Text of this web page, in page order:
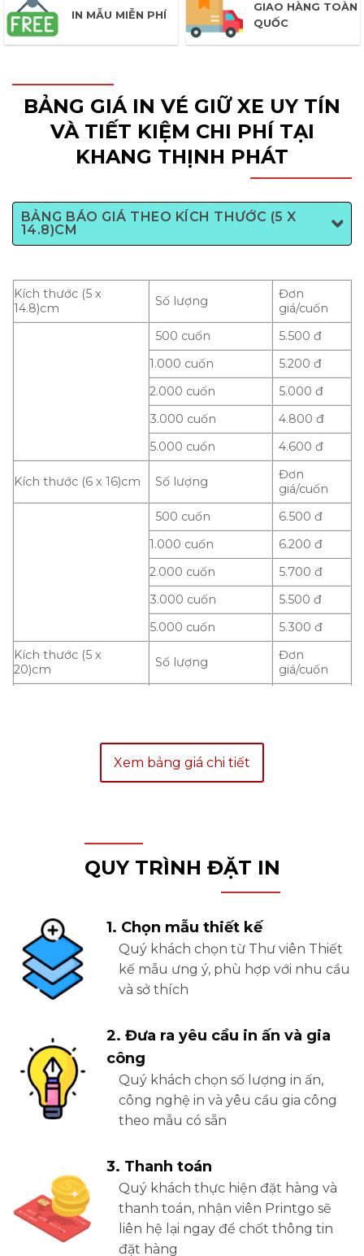
IN MẪU MIỄN PHÍ
GIAO HÀNG TOÀN
QUỐC
BẢNG GIÁ IN VÉ GIỮ XE UY TÍN
VÀ TIẾT KIỆM CHI PHÍ TẠI
KHANG THỊNH PHÁT
BẢNG BÁO GIÁ THEO KÍCH THƯỚC (5 X
14.8)CM
Kích thước (5 x
14.8)cm
Số lượng
Đơn
giá/cuốn
500 cuốn
5.500 đ
1.000 cuốn
5.200 đ
2.000 cuốn
5.000 đ
3.000 cuốn
4.800 đ
5.000 cuốn
4.600 đ
Kích thước (6 x 16)cm Số lượng
Đơn
giá/cuốn
500 cuốn
6.500 đ
1.000 cuốn
6.200 đ
2.000 cuốn
5.700 đ
3.000 cuốn
5.500 đ
5.000 cuốn
5.300 đ
Kích thước (5 x
20)cm
Số lượng
Đơn
giá/cuốn
3.000 cuốn
500 cuốn
2.000 cuốn
3.000 cuốn
6.300 đ
5.000 cuốn
Bảng giá tham khảo thị trường chưa bao gồm
10% thuế VAT.
Tùy theo các yêu cầu khác nhau mà giá in sẽ
Quý khách vui lòng liên hệ Khang Thịnh Phát
qua hotline: 0904048039 để được bao giá chính
xác nhất.
Xem bảng giá chi tiết
QUY TRÌNH ĐẶT IN
1. Chọn mẫu thiết kế
Quý khách chọn từ Thư viên Thiết
kế mẫu ưng ý, phù hợp với nhu cầu
và sở thích
2. Đưa ra yêu cầu in ấn và gia
công
Quý khách chọn số lượng in ấn,
công nghệ in và yêu cầu gia công
theo mẫu có sẵn
3. Thanh toán
Quý khách thực hiện đặt hàng và
thanh toán, nhận viên Printgo sẽ
liên hệ lại ngay để chốt thông tin
đặt hàng